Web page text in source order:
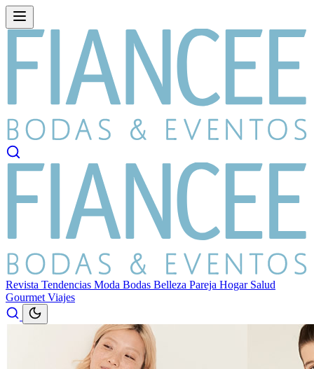
Revista Tendencias Moda Bodas Belleza Pareja Hogar Salud
Gourmet Viajes